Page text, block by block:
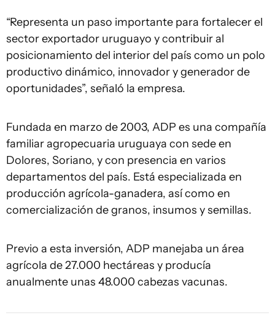
“Representa un paso importante para fortalecer el
sector exportador uruguayo y contribuir al
posicionamiento del interior del país como un polo
productivo dinámico, innovador y generador de
oportunidades”, señaló la empresa.
Fundada en marzo de 2003, ADP es una compañía
familiar agropecuaria uruguaya con sede en
Dolores, Soriano, y con presencia en varios
departamentos del país. Está especializada en
producción agrícola-ganadera, así como en
comercialización de granos, insumos y semillas.
Previo a esta inversión, ADP manejaba un área
agrícola de 27.000 hectáreas y producía
anualmente unas 48.000 cabezas vacunas.